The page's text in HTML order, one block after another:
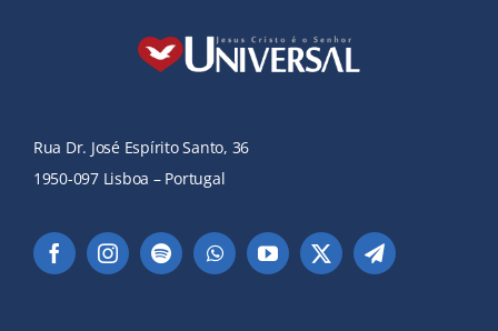
Rua Dr. José Espírito Santo, 36
1950-097 Lisboa – Portugal